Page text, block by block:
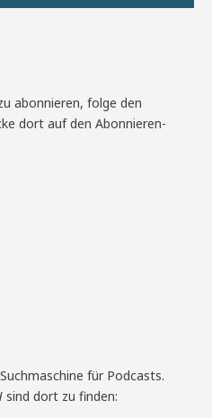
abonnieren, folge den
dort auf den Abonnieren-
für Podcasts.
sind dort zu finden: